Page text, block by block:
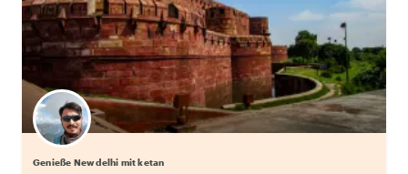
Genieße New delhi mit ketan